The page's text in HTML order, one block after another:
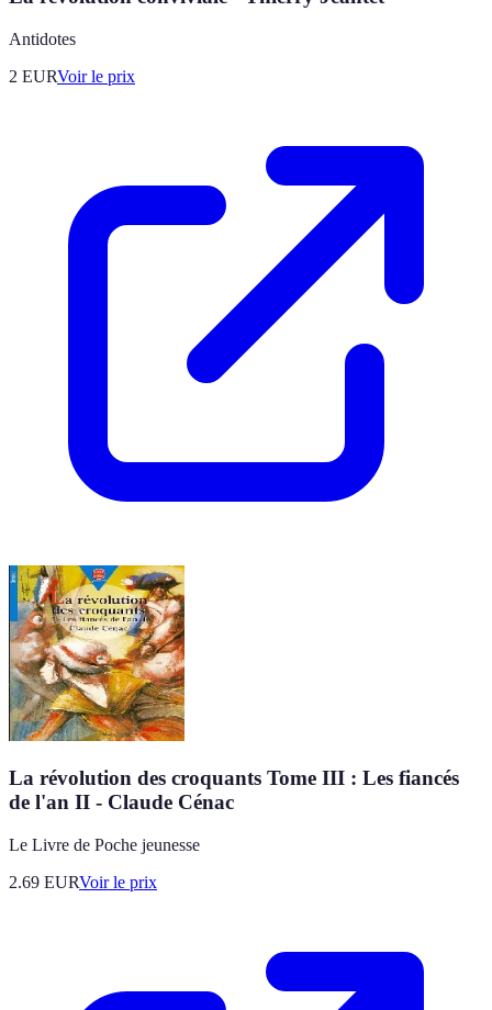
Antidotes
2 EURVoir le prix
La révolution des croquants Tome III : Les fiancés
de l'an II - Claude Cénac
Le Livre de Poche jeunesse
2.69 EURVoir le prix